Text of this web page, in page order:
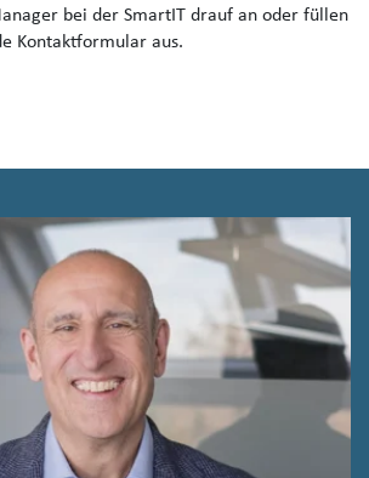
bei der SmartIT drauf an oder füllen
Kontaktformular aus.